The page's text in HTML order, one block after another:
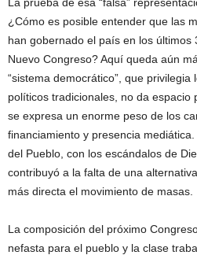
¿Cómo es posible entender que las
han gobernado el país en los
Nuevo Congreso? Aquí queda aún
“sistema democrático”, que
políticos tradicionales, no da espacio
se expresa un enorme peso de los
financiamiento y presencia
del Pueblo, con los escándalos de
contribuyó a la falta de una
más directa el movimiento de masas.
La composición del próximo
nefasta para el pueblo y la clase